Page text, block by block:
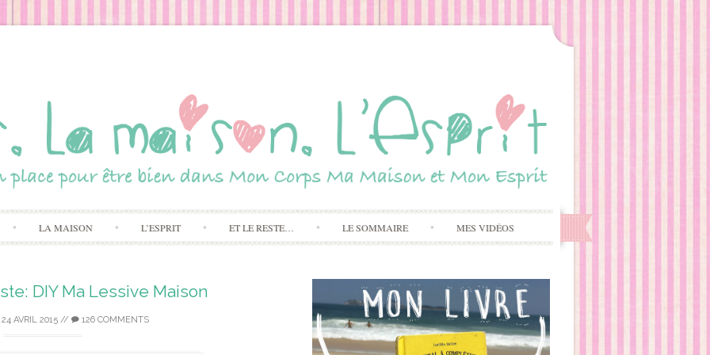
LA MAISON L’ESPRIT ET LE RESTE… LE SOMMAIRE MES VIDÉOS
DIY Ma Lessive Maison
24 AVRIL 2015 // 126 COMMENTS